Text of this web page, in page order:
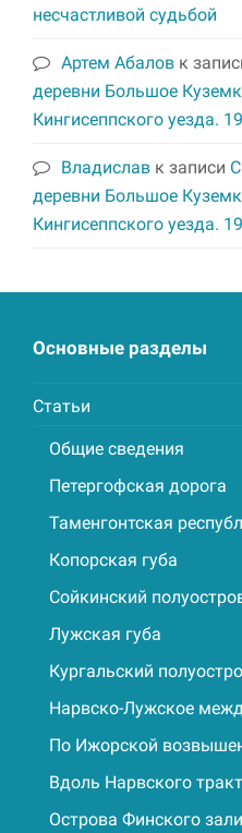
несчастливой судьбой
Артем Абалов к
деревни Большое
Кингисеппского уезда.
Владислав к записи
деревни Большое
Кингисеппского уезда.
Основные разделы
Статьи
Общие сведения
Петергофская дорога
Таменгонтская
Копорская губа
Сойкинский
Лужская губа
Кургальский
Нарвско-Лужское
По Ижорской
Вдоль Нарвского
Острова Финского